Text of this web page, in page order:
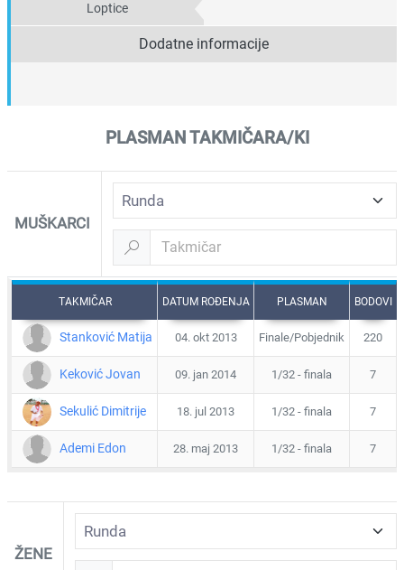
Loptice
Dodatne informacije
PLASMAN TAKMIČARA/KI
MUŠKARCI
TAKMIČAR DATUM ROĐENJA PLASMAN BODOVI
Stanković Matija 04. okt 2013 Finale/Pobjednik 220
Keković Jovan 09. jan 2014 1/32 - finala 7
Sekulić Dimitrije 18. jul 2013 1/32 - finala 7
Ademi Edon 28. maj 2013 1/32 - finala 7
ŽENE